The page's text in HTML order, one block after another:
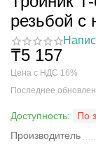
резьбой с
₸5 157
Цена с НДС 16%
Последнее
Доступность:
По
Производитель